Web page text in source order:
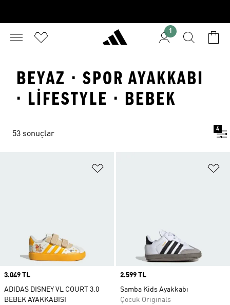
1
BEYAZ · SPOR AYAKKABI
· LIFESTYLE · BEBEK
53 sonuçlar
4
Price
3.049 TL
ADIDAS DISNEY VL COURT 3.0
BEBEK AYAKKABISI
Price
2.599 TL
Samba Kids Ayakkabı
Çocuk Originals